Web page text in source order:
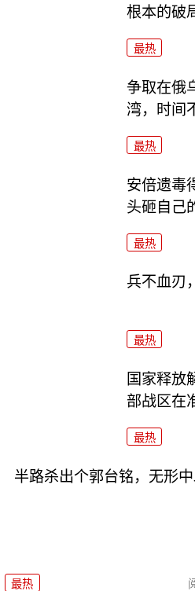
根本的破
最热
争取在俄
湾，时间
最热
安倍遗毒
头砸自己
最热
兵不血刃
最热
国家释放
部战区在
最热
半路杀出个郭台铭，无形中
最热